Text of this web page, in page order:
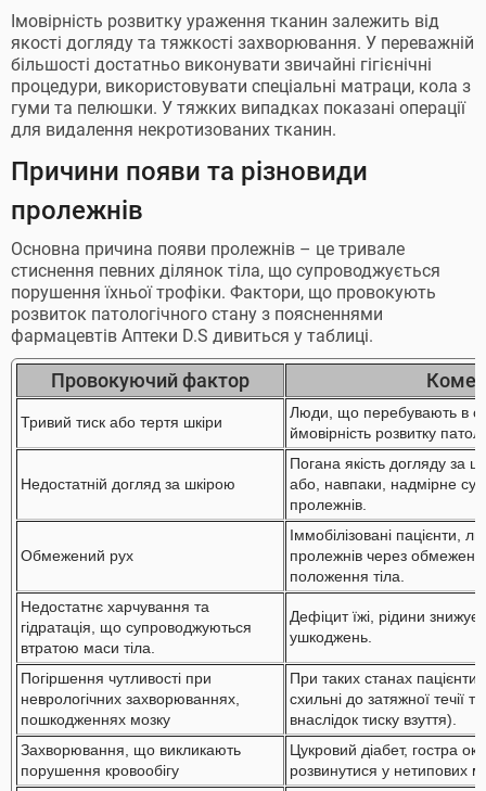
Імовірність розвитку ураження тканин залежить від
якості догляду та тяжкості захворювання. У переважній
більшості достатньо виконувати звичайні гігієнічні
процедури, використовувати спеціальні матраци, кола з
гуми та пелюшки. У тяжких випадках показані операції
для видалення некротизованих тканин.
Причини появи та різновиди
пролежнів
Основна причина появи пролежнів – це тривале
стиснення певних ділянок тіла, що супроводжується
порушення їхньої трофіки. Фактори, що провокують
розвиток патологічного стану з поясненнями
фармацевтів Аптеки D.S дивиться у таблиці.
Провокуючий фактор
Тривий тиск або тертя шкіри
Люди, що перебувають в
ймовірність розвитку
Недостатній догляд за шкірою
Погана якість догляду за
або, навпаки, надмірне
пролежнів.
Обмежений рух
Іммобілізовані пацієнти,
пролежнів через
положення тіла.
Недостатнє харчування та
гідратація, що супроводжуються
втратою маси тіла.
Дефіцит їжі, рідини
ушкоджень.
Погіршення чутливості при
неврологічних захворюваннях,
пошкодженнях мозку
При таких станах
схильні до затяжної течії
внаслідок тиску взуття).
Захворювання, що викликають
порушення кровообігу
Цукровий діабет, гостра
розвинутися у нетипових